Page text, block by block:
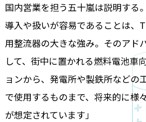
国内営業を担う五十嵐は説明する
導入や扱いが容易であることは、
用整流器の大きな強み。そのアド
して、街中に置かれる燃料電池車
ョンから、発電所や製鉄所などの
で使用するものまで、将来的に様
が想定されています」